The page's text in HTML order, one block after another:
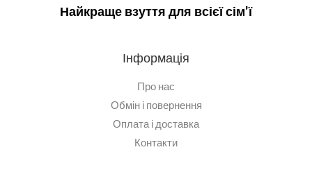
Найкраще взуття для всієї сім'ї
Інформація
Про нас
Обмін і повернення
Оплата і доставка
Контакти